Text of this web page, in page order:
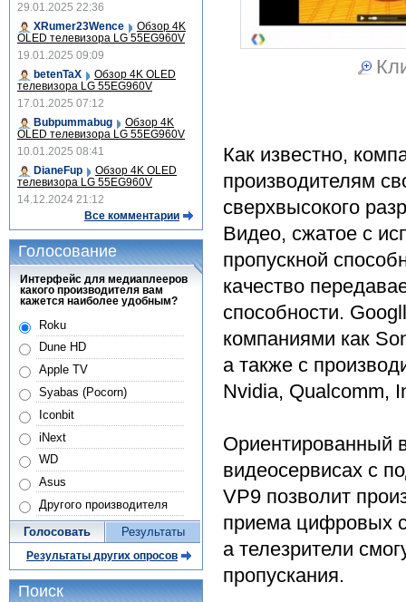
Как известно,
производителям
сверхвысокого
Видео, cжатое с
пропускной
качество
способности.
компаниями как
а также с
Nvidia, Qualcomm,
Ориентированный
видеосервисах с
VP9 позволит
приема цифровых
а телезрители
пропускания.
29.01.2025 22:36
XRumer23Wence
Обзор 4K
OLED телевизора LG 55EG960V
19.01.2025 09:09
betenTaX
Обзор 4K OLED
телевизора LG 55EG960V
17.01.2025 07:12
Bubpummabug
Обзор 4K
OLED телевизора LG 55EG960V
10.01.2025 08:41
DianeFup
Обзор 4K OLED
телевизора LG 55EG960V
14.12.2024 21:12
Все комментарии
Голосование
Интерфейс для медиаплееров
какого производителя вам
кажется наиболее удобным?
Roku
Dune HD
Apple TV
Syabas (Pocorn)
Iconbit
iNext
WD
Asus
Другого производителя
Голосовать Результаты
Результаты других опросов
Поиск